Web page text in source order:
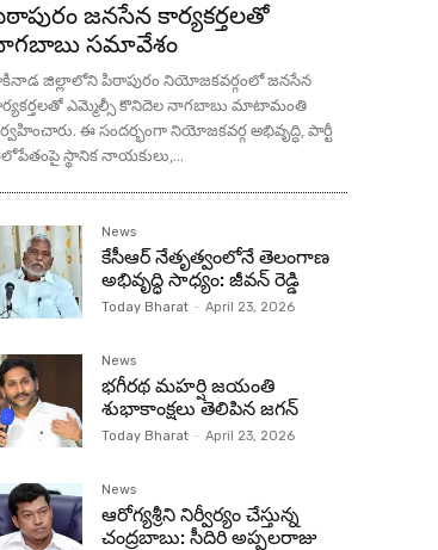
జనసేన కార్యకర్తలతో
సమావేశం
జిల్లాలోని పిఠాపురం నియోజకవర్గంలో జనసేన
ఎమ్మెల్సీ కొనిదెల నాగబాబు మాటామంతి
ఈ సందర్భంగా నియోజకవర్గ అభివృద్ధి, పార్టీ
స్థానిక నాయకులు,...
News
కేసీఆర్ నేతృత్వంలోనే తెలంగాణ
అభివృద్ధి సాధ్యం: జీవన్ రెడ్డి
Today Bharat - April 23, 2026
News
భగీరథ మహర్షి జయంతి
శుభాకాంక్షలు తెలిపిన జగన్‌
Today Bharat - April 23, 2026
News
ఆరోగ్యశ్రీని నిర్వీర్యం చేస్తున్న
చంద్రబాబు: సీదిరి అప్పలరాజు